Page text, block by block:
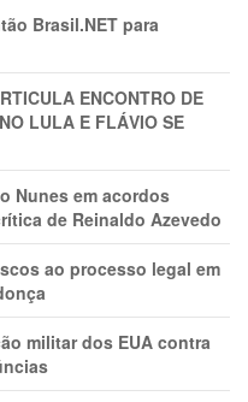
Brasil.NET para
ENCONTRO DE
LULA E FLÁVIO SE
Nunes em acordos
de Reinaldo Azevedo
ao processo legal em
militar dos EUA contra